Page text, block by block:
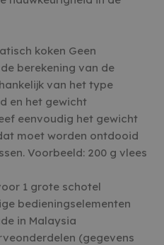
koken Geen
berekening van de
van het type
en het gewicht
eenvoudig het gewicht
moet worden ontdooid
Voorbeeld: 200 g vlees
1 grote schotel
bedieningselementen
in Malaysia
(gegevens